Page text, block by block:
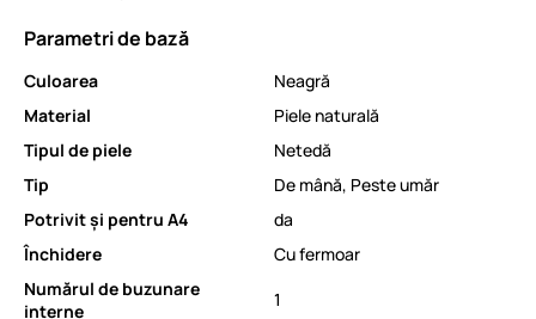
Parametri de bază
Culoarea
Neagră
Material
Piele naturală
Tipul de piele
Netedă
Tip
De mână, Peste umăr
Potrivit și pentru A4
da
Închidere
Cu fermoar
Numărul de buzunare
interne
1